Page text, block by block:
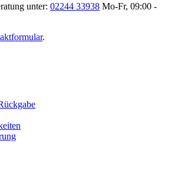
unter: 02244 33938 Mo-Fr, 09:00 -
.